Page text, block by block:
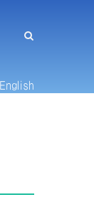
English